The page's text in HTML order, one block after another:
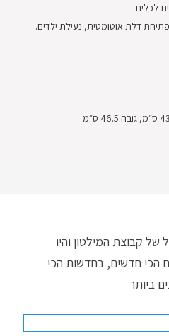
לכלים
פתיחת דלת אוטומטית, נעילת ילדים.
קבוצת המילטון והיו
הכי חדשים, בחדשות הכי
ביותר